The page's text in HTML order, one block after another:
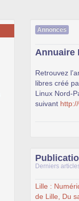
Annonces
Annuaire
Retrouvez
libres créé
Linux Nord-
suivant
Derniers
Lille :
de Lille, Du